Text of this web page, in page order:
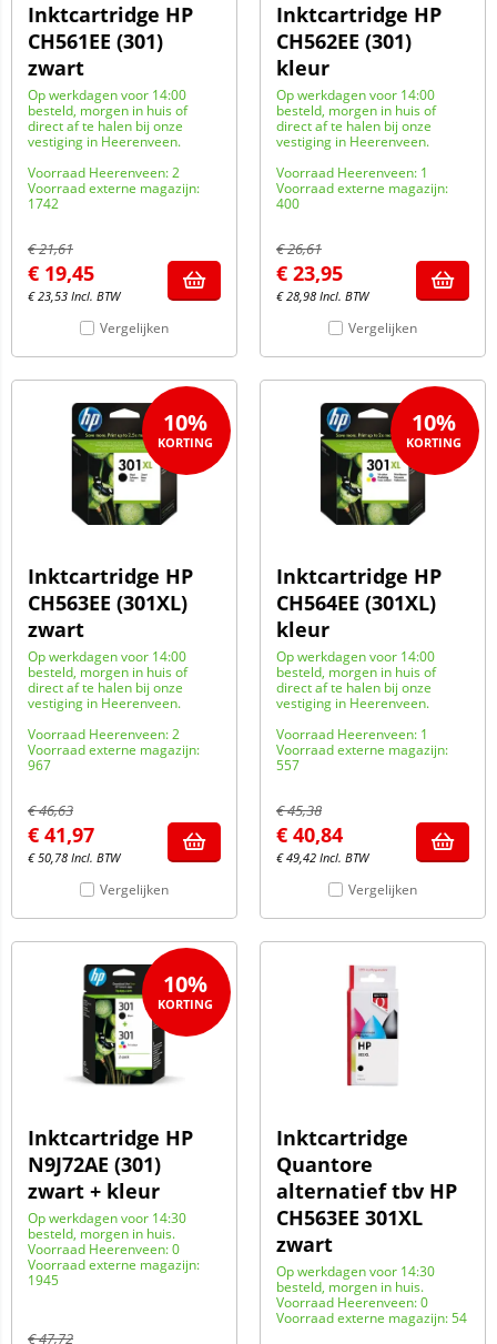
Inktcartridge HP
CH561EE (301)
zwart
Op werkdagen voor 14:00
besteld, morgen in huis of
direct af te halen bij onze
vestiging in Heerenveen.
Voorraad Heerenveen: 2
Voorraad externe magazijn:
1742
€21,61
€ 19,45
€23,53 Incl. BTW
Vergelijken
Inktcartridge HP
CH562EE (301)
kleur
Op werkdagen voor 14:00
besteld, morgen in huis of
direct af te halen bij onze
vestiging in Heerenveen.
Voorraad Heerenveen: 1
Voorraad externe magazijn:
400
€26,61
€ 23,95
€28,98 Incl. BTW
Vergelijken
Inktcartridge HP
CH563EE (301XL)
zwart
Op werkdagen voor 14:00
besteld, morgen in huis of
direct af te halen bij onze
vestiging in Heerenveen.
Voorraad Heerenveen: 2
Voorraad externe magazijn:
967
€46,63
10%
€ 41,97
€50,78 Incl. BTW
Vergelijken
Inktcartridge HP
CH564EE (301XL)
kleur
Op werkdagen voor 14:00
besteld, morgen in huis of
direct af te halen bij onze
vestiging in Heerenveen.
Voorraad Heerenveen: 1
Voorraad externe magazijn:
557
€45,38
10%
€ 40,84
€49,42 Incl. BTW
Vergelijken
Inktcartridge HP
N9J72AE (301)
zwart + kleur
Op werkdagen voor 14:30
besteld, morgen in huis.
Voorraad Heerenveen: 0
Voorraad externe magazijn:
1945
€47,72
10%
Inktcartridge
Quantore
alternatief tbv HP
CH563EE 301XL
zwart
Op werkdagen voor 14:30
besteld, morgen in huis.
Voorraad Heerenveen: 0
Voorraad externe magazijn: 54